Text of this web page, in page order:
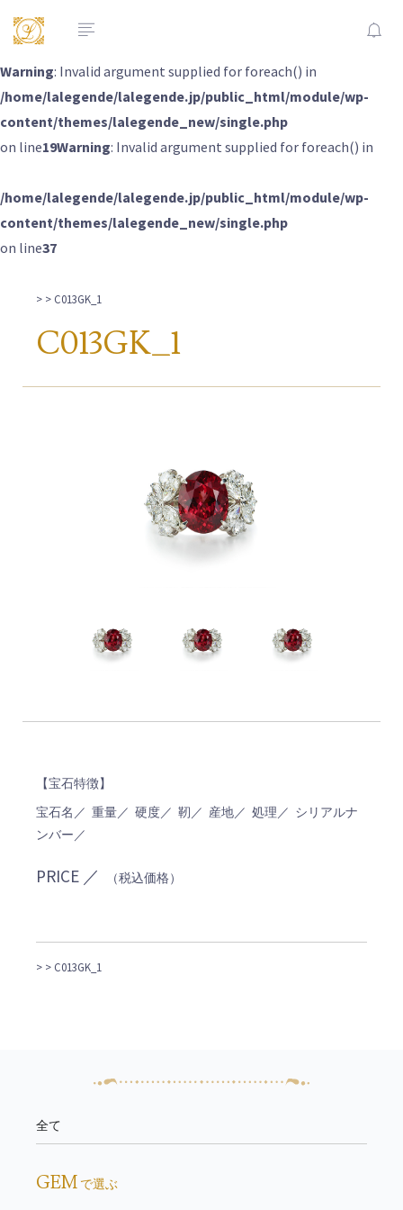
Warning: Invalid argument supplied for foreach() in
/home/lalegende/lalegende.jp/public_html/module/wp-
content/themes/lalegende_new/single.php
on line19Warning: Invalid argument supplied for foreach() in
/home/lalegende/lalegende.jp/public_html/module/wp-
content/themes/lalegende_new/single.php
on line37
> > C013GK_1
C013GK_1
【宝石特徴】
宝石名／ 重量／ 硬度／ 靭／ 産地／ 処理／ シリアルナ
ンバー／
PRICE ／ （税込価格）
> > C013GK_1
全て
GEM で選ぶ